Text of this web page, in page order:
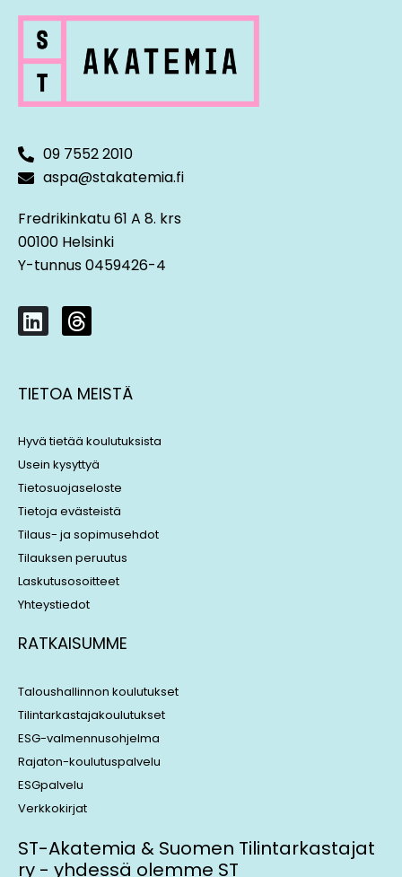
09 7552 2010
aspa@stakatemia.fi
Fredrikinkatu 61 A 8. krs
00100 Helsinki
Y-tunnus 0459426-4
L
i
k
e
i
n
T
h
e
a
s
TIETOA MEISTÄ
Hyvä tietää koulutuksista
Usein kysyttyä
Tietosuojaseloste
Tietoja evästeistä
Tilaus- ja sopimusehdot
Tilauksen peruutus
Laskutusosoitteet
Yhteystiedot
RATKAISUMME
Taloushallinnon koulutukset
Tilintarkastajakoulutukset
ESG-valmennusohjelma
Rajaton-koulutuspalvelu
ESGpalvelu
Verkkokirjat
ST-Akatemia & Suomen Tilintarkastajat
ry - yhdessä olemme ST